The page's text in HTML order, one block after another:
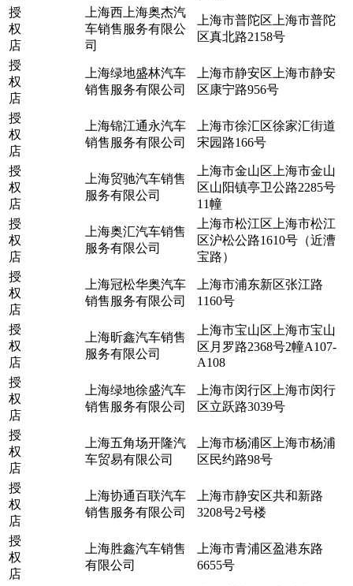
授
权
店
上海西上海奥杰汽
车销售服务有限公
司
上海市普陀区上海市普陀
区真北路2158号
授
权
店
上海绿地盛林汽车
销售服务有限公司
上海市静安区上海市静安
区康宁路956号
授
权
店
上海锦江通永汽车
销售服务有限公司
上海市徐汇区徐家汇街道
宋园路166号
授
权
店
上海贸驰汽车销售
服务有限公司
上海市金山区上海市金山
区山阳镇亭卫公路2285号
11幢
授
权
店
上海奥汇汽车销售
服务有限公司
上海市松江区上海市松江
区沪松公路1610号（近漕
宝路）
授
权
店
上海冠松华奥汽车
销售服务有限公司
上海市浦东新区张江路
1160号
授
权
店
上海昕鑫汽车销售
服务有限公司
上海市宝山区上海市宝山
区月罗路2368号2幢A107-
A108
授
权
店
上海绿地徐盛汽车
销售服务有限公司
上海市闵行区上海市闵行
区立跃路3039号
授
权
店
上海五角场开隆汽
车贸易有限公司
上海市杨浦区上海市杨浦
区民约路98号
授
权
店
上海协通百联汽车
销售服务有限公司
上海市静安区共和新路
3208号2号楼
授
权
店
上海胜鑫汽车销售
有限公司
上海市青浦区盈港东路
6655号